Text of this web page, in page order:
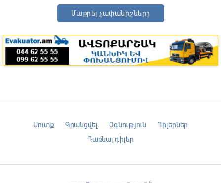
Մաքրել չափանիշները
Մուտք Գրանցվել Օգնություն
Դիլերներ
Դառնալ դիլեր